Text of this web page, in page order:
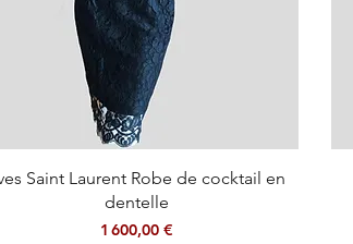
Aperçu rapide
Saint Laurent Robe de cocktail en
dentelle
Prix
1 600,00 €